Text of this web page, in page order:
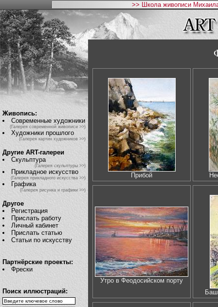
>> Школа живописи
Живопись:
Современные художники
(Галерея современной живописи >>)
Художники прошлого
(Галерея картин художников >>)
Другие ART-галереи
Скульптура
(Галерея скульптуры >>)
Прикладное искусство
(Галерея прикладного искусства >>)
Графика
(Галерея рисунка и графики >>)
Другое
Регистрация
Прислать работу
Личный кабинет
Прислать статью
Статьи по искусству
Партнёрские проекты:
Фрески
Поиск иллюстраций:
Прибой
Утро в Феодосийском порту